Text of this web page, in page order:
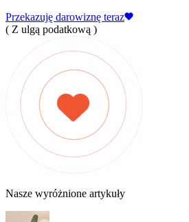
Przekazuję darowiznę teraz
( Z ulgą podatkową )
Nasze wyróżnione artykuły